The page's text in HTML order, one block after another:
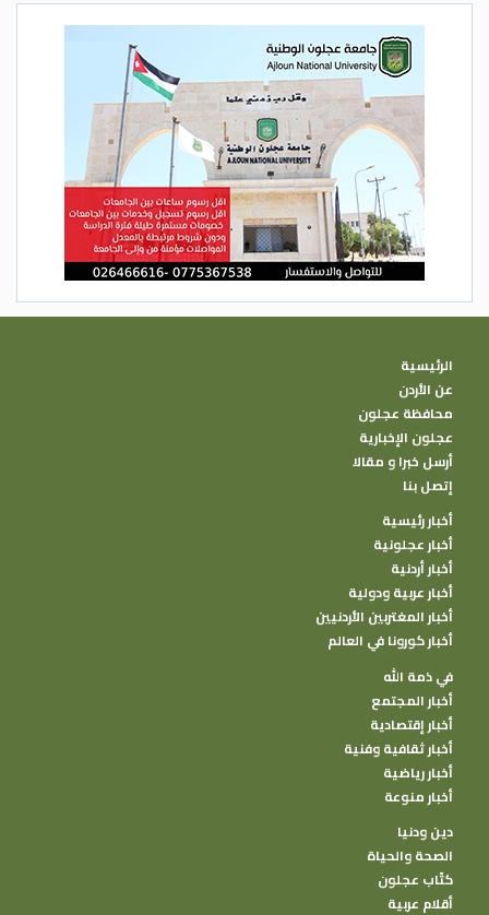
الرئيسية
عن الأردن
محافظة عجلون
عجلون الإخبارية
أرسل خبرا و مقالا
إتصل بنا
أخبار رئيسية
أخبار عجلونية
أخبار أردنية
أخبار عربية ودولية
أخبار المغتربين الأردنيين
أخبار كورونا في العالم
في ذمة الله
أخبار المجتمع
أخبار إقتصادية
أخبار ثقافية وفنية
أخبار رياضية
أخبار منوعة
دين ودنيا
الصحة والحياة
كتًاب عجلون
أقلام عربية